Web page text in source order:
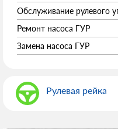
Обслуживание рулевого
Ремонт насоса ГУР
Замена насоса ГУР
Рулевая рейка